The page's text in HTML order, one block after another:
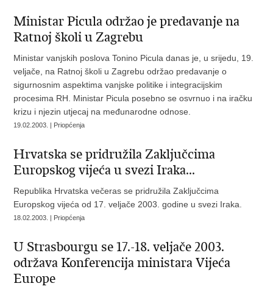
Ministar Picula održao je predavanje na
Ratnoj školi u Zagrebu
Ministar vanjskih poslova Tonino Picula danas je, u srijedu, 19.
veljače, na Ratnoj školi u Zagrebu održao predavanje o
sigurnosnim aspektima vanjske politike i integracijskim
procesima RH. Ministar Picula posebno se osvrnuo i na iračku
krizu i njezin utjecaj na međunarodne odnose.
19.02.2003. | Priopćenja
Hrvatska se pridružila Zaključcima
Europskog vijeća u svezi Iraka...
Republika Hrvatska večeras se pridružila Zaključcima
Europskog vijeća od 17. veljače 2003. godine u svezi Iraka.
18.02.2003. | Priopćenja
U Strasbourgu se 17.-18. veljače 2003.
održava Konferencija ministara Vijeća
Europe